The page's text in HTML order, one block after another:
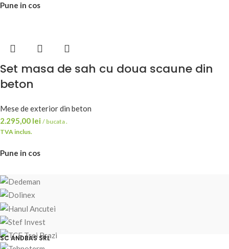
Pune in cos
Set masa de sah cu doua scaune din
beton
Mese de exterior din beton
2.295,00 lei / bucata .
TVA inclus.
Pune in cos
SC ANDBAS SRL